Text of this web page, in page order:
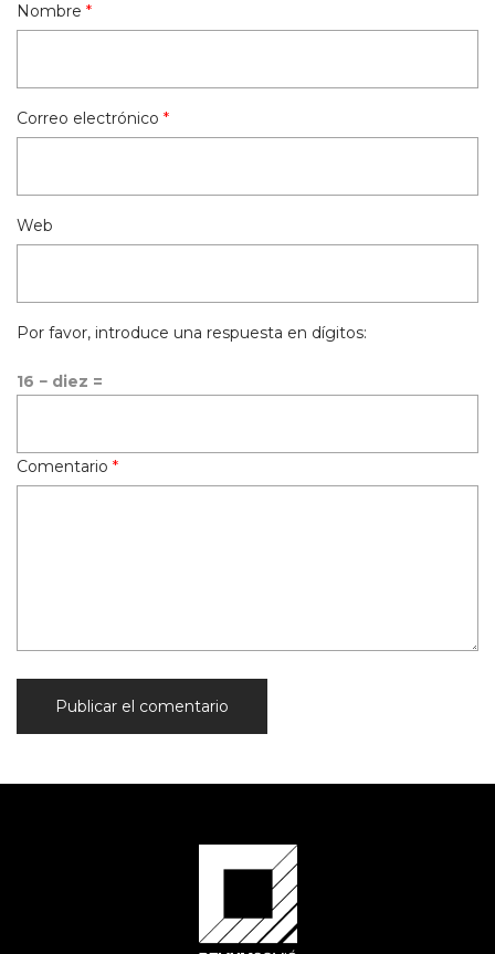
Nombre *
Correo electrónico *
Web
Por favor, introduce una respuesta en dígitos:
16 − diez =
Comentario *